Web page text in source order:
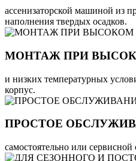
ассенизаторской машиной из
наполнения твердых осадков.
МОНТАЖ ПРИ
и низких температурных
корпус.
ПРОСТОЕ
самостоятельно или